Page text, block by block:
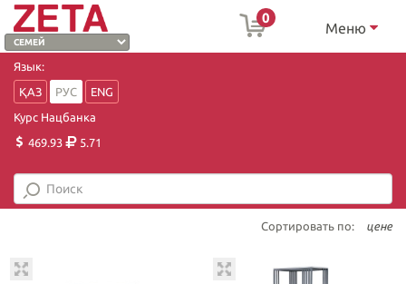
0
Меню
Язык:
ҚАЗ
РУС
ENG
Курс Нацбанка
469.93
5.71
Сортировать по: цене